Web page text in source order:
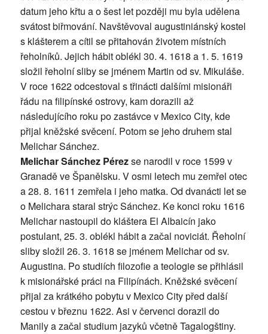
datum jeho křtu a o šest let později mu byla udělena
svátost biřmování. Navštěvoval augustiniánský kostel
s klášterem a cítil se přitahován životem místních
řeholníků. Jejich hábit oblékl 30. 4. 1618 a 1. 5. 1619
složil řeholní sliby se jménem Martin od sv. Mikuláše.
V roce 1622 odcestoval s třinácti dalšími misionáři
řádu na filipínské ostrovy, kam dorazili až
následujícího roku po zastávce v Mexico City, kde
přijal kněžské svěcení. Potom se jeho druhem stal
Melichar Sánchez.
Melichar Sánchez Pérezse narodil v roce 1599 v
Granadě ve Španělsku. V osmi letech mu zemřel otec
a 28. 8. 1611 zemřela i jeho matka. Od dvanácti let se
o Melichara staral strýc Sánchez. Ke konci roku 1616
Melichar nastoupil do kláštera El Albaicín jako
postulant, 25. 3. oblékl hábit a začal noviciát. Řeholní
sliby složil 26. 3. 1618 se jménem Melichar od sv.
Augustina. Po studiích filozofie a teologie se přihlásil
k misionářské práci na Filipínách. Kněžské svěcení
přijal za krátkého pobytu v Mexico City před další
cestou v březnu 1622. Asi v červenci dorazil do
Manily a začal studium jazyků včetně Tagalogštiny.